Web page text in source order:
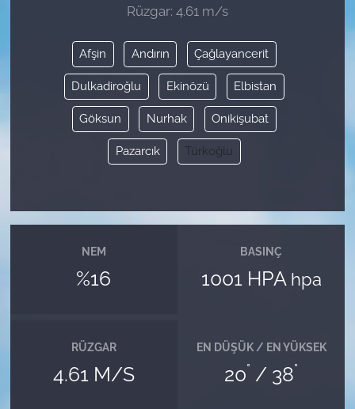
Rüzgar: 4.61 m/s
Afşin Andırın Çağlayancerit
Dulkadiroğlu Ekinözü Elbistan
Göksun Nurhak Onikişubat
Pazarcık Türkoğlu
NEM
%16
BASINÇ
1001 HPA hpa
RÜZGAR
4.61 M/S
EN DÜŞÜK / EN YÜKSEK
20° / 38°